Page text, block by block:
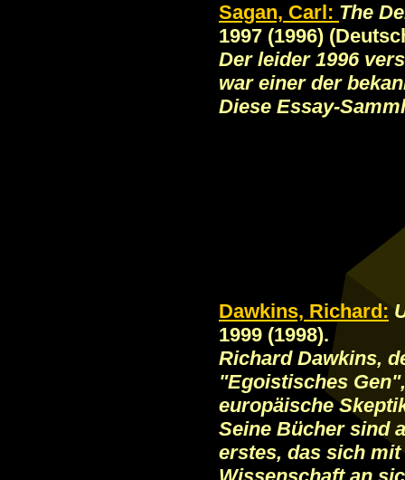
Sagan, Carl: The
1997 (1996)
Der leider 1996
war einer der
Diese Essay-
Dawkins, Richard:
1999 (1998).
Richard Dawkins,
"Egoistisches
europäische
Seine Bücher sind
erstes, das sich